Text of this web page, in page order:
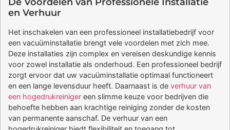
en Verhuur
Het inschakelen van een professioneel installatiebedrijf voor
een vacuüminstallatie brengt vele voordelen met zich mee.
Deze installaties zijn complex en vereisen deskundige kennis
voor zowel installatie als onderhoud. Een professioneel bedrijf
zorgt ervoor dat uw vacuüminstallatie optimaal functioneert
en een lange levensduur heeft. Daarnaast is de verhuur van
een hogedrukreiniger een slimme keuze voor bedrijven die
behoefte hebben aan krachtige reiniging zonder de kosten
van permanente aanschaf. De verhuur van een